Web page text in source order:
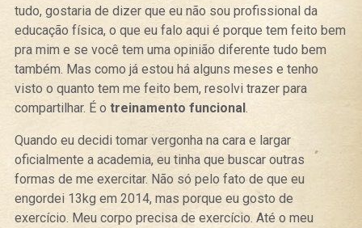
tudo, gostaria de dizer que eu não sou profissional da
educação física, o que eu falo aqui é porque tem feito bem
pra mim e se você tem uma opinião diferente tudo bem
também. Mas como já estou há alguns meses e tenho
visto o quanto tem me feito bem, resolvi trazer para
compartilhar. É o treinamento funcional.
Quando eu decidi tomar vergonha na cara e largar
oficialmente a academia, eu tinha que buscar outras
formas de me exercitar. Não só pelo fato de que eu
engordei 13kg em 2014, mas porque eu gosto de
exercício. Meu corpo precisa de exercício. Até o meu